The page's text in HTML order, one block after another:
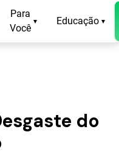
Para
Você
▾ Educação ▾
do